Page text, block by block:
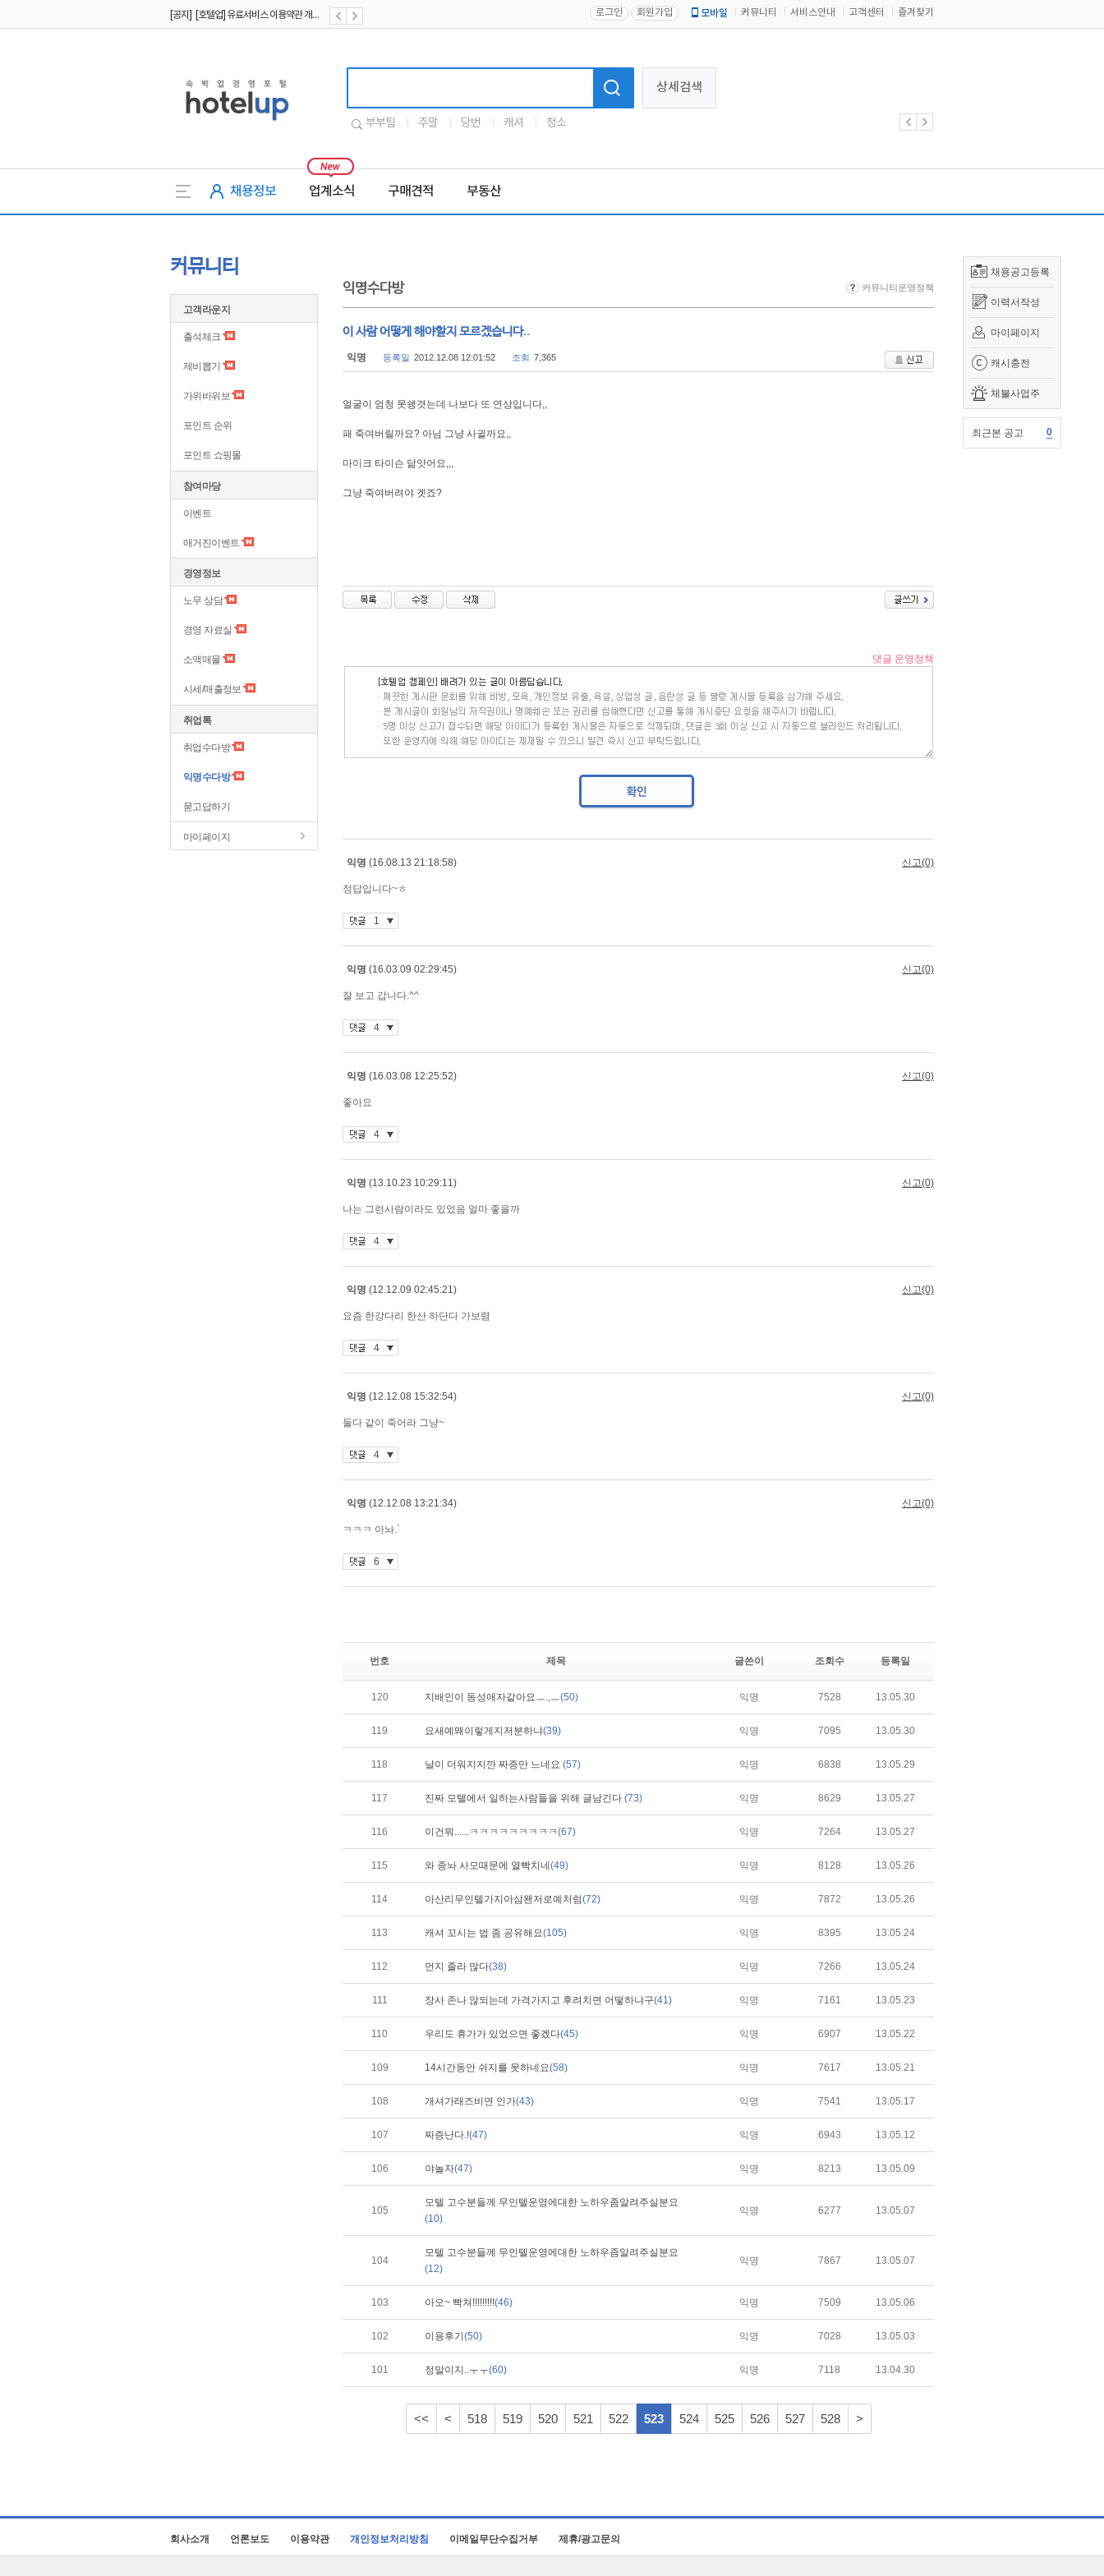
[공지] [호텔업] 유료서비스 이용약관 개정본2 (19.09.02) 로그인 회원가입 모바일 커뮤니티 서비스안내 고객센터 즐겨찾기
상세검색
부부팀 주말 당번 캐셔 청소
채용정보 업계소식 구매견적 부동산
채용공고등록
이력서작성
마이페이지
캐시충전
체불사업주
최근본 공고 0
커뮤니티
고객라운지
출석체크
제비뽑기
가위바위보
포인트 순위
포인트 쇼핑몰
참여마당
이벤트
매거진이벤트
경영정보
노무 상담
경영 자료실
소액매물
시세/매출정보
취업톡
취업수다방
익명수다방
묻고답하기
마이페이지
익명수다방 커뮤니티운영정책
이 사람 어떻게 해야할지 모르겠습니다..
익명 등록일 2012.12.08 12:01:52 조회 7,365
얼굴이 엄청 못쇙겻는데 나보다 또 연상입니다,,
패 죽여버릴까요? 아님 그냥 사귈까요,,
마이크 타이슨 닮앗어요,,,
그냥 죽여버려야 겟죠?
번호 제목 글쓴이 조회수 등록일
120 지배인이 동성애자같아요ㅡ.,ㅡ(50) 익명 7528 13.05.30
119 요새예뫠이렇게지저분하냐(39) 익명 7095 13.05.30
118 날이 더워지지깐 짜증만 느네요 (57) 익명 6838 13.05.29
117 진짜 모텔에서 일하는사람들을 위해 글남긴다 (73) 익명 8629 13.05.27
116 이건뭐......ㅋㅋㅋㅋㅋㅋㅋㅋㅋ(67) 익명 7264 13.05.27
115 와 종놔 사모때문에 열빡치네 (49) 익명 8128 13.05.26
114 아산리무인텔가지아삼왠저로예처럼(72) 익명 7872 13.05.26
113 캐셔 꼬시는 법 좀 공유해요(105) 익명 8395 13.05.24
112 먼지 졸라 많다(38) 익명 7266 13.05.24
111 장사 존나 않되는데 가격가지고 후려치면 어떻하냐구(41) 익명 7161 13.05.23
110 우리도 휴가가 있었으면 좋겠다(45) 익명 6907 13.05.22
109 14시간동안 쉬지를 못하네요(58) 익명 7617 13.05.21
108 개셔가래즈비연 인가(43) 익명 7541 13.05.17
107 짜증난다.!(47) 익명 6943 13.05.12
106 야놀자(47) 익명 8213 13.05.09
105
모텔 고수분들께 무인텔운영에대한 노하우좀알려주실분요
(10)
익명 6277 13.05.07
104
모텔 고수분들께 무인텔운영에대한 노하우좀알려주실분요
(12)
익명 7867 13.05.07
103 아오~ 빡쳐!!!!!!!!!(46) 익명 7509 13.05.06
102 이용후기 (50) 익명 7028 13.05.03
101 정말이지..ㅜㅜ(60) 익명 7118 13.04.30
<< < 518 519 520 521 522 523 524 525 526 527 528 >
회사소개 언론보도 이용약관 개인정보처리방침 이메일무단수집거부 제휴/광고문의